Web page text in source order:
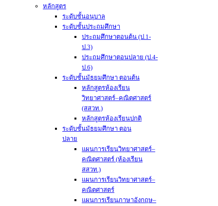
หลักสูตร
ระดับชั้นอนุบาล
ระดับชั้นประถมศึกษา
ประถมศึกษาตอนต้น (ป.1-
ป.3)
ประถมศึกษาตอนปลาย (ป.4-
ป.6)
ระดับชั้นมัธยมศึกษา ตอนต้น
หลักสูตรห้องเรียน
วิทยาศาสตร์–คณิตศาสตร์
(สสวท.)
หลักสูตรห้องเรียนปกติ
ระดับชั้นมัธยมศึกษา ตอน
ปลาย
แผนการเรียนวิทยาศาสตร์–
คณิตศาสตร์ (ห้องเรียน
สสวท.)
แผนการเรียนวิทยาศาสตร์–
คณิตศาสตร์
แผนการเรียนภาษาอังกฤษ–